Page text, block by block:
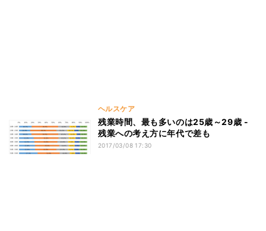
ヘルスケア
残業時間、最も多いのは25歳～29歳 -
残業への考え方に年代で差も
2017/03/08 17:30